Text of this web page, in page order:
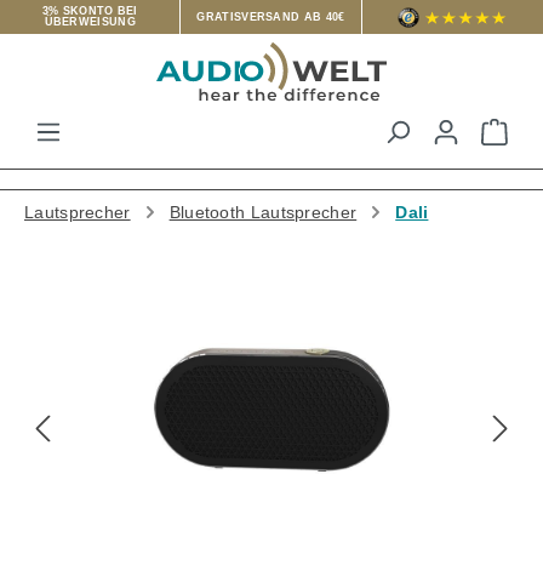
3% SKONTO BEI
ÜBERWEISUNG
GRATISVERSAND AB 40€
Lautsprecher Bluetooth Lautsprecher Dali